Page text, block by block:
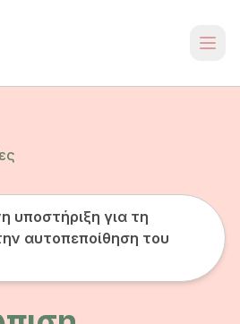
υποστήριξη για τη
αυτοπεποίθηση του